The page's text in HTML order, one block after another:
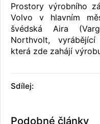
Prostory výrobního
Volvo v hlavním
švédská Aira
Northvolt,
která zde zahájí
Sdílej:
Podobné články